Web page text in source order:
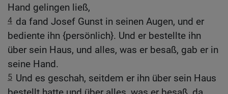
Hand gelingen ließ,
4 da fand Josef Gunst in seinen Augen, und er
bediente ihn {persönlich}. Und er bestellte ihn
über sein Haus, und alles, was er besaß, gab er in
seine Hand.
5 Und es geschah, seitdem er ihn über sein Haus